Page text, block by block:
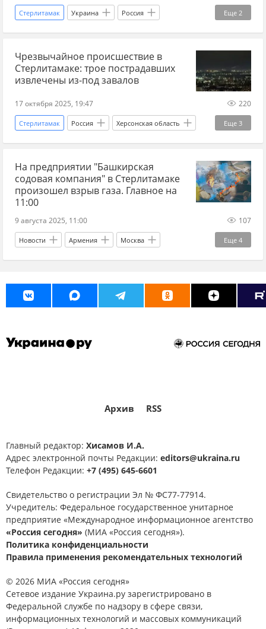
Еще 2
Стерлитамак Украина Россия
Министерство здравоохранения Украина.ру
Чрезвычайное происшествие в
Стерлитамаке: трое пострадавших
извлечены из-под завалов
17 октября 2025, 19:47 220
Еще 3
Стерлитамак Россия Херсонская область
Владимир Сальдо Украина.ру
Министерство здравоохранения
На предприятии "Башкирская
содовая компания" в Стерлитамаке
произошел взрыв газа. Главное на
11:00
9 августа 2025, 11:00 107
Еще 4
Новости Армения Москва
Константиновка Никол Пашинян
Вооруженные силы Украины Росатом
Архив RSS
Главный редактор: Хисамов И.А.
Адрес электронной почты Редакции: editors@ukraina.ru
Телефон Редакции: +7 (495) 645-6601
Свидетельство о регистрации Эл № ФС77-77914.
Учредитель: Федеральное государственное унитарное
предприятие «Международное информационное агентство
«Россия сегодня» (МИА «Россия сегодня»).
Политика конфиденциальности
Правила применения рекомендательных технологий
© 2026 МИА «Россия сегодня»
Сетевое издание Украина.ру зарегистрировано в
Федеральной службе по надзору в сфере связи,
информационных технологий и массовых коммуникаций